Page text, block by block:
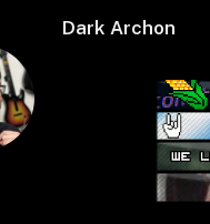
Dark Archon